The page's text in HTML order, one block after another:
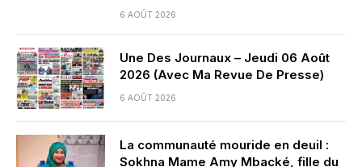
6 AOÛT 2026
Une Des Journaux – Jeudi 06 Août
2026 (Avec Ma Revue De Presse)
6 AOÛT 2026
La communauté mouride en deuil :
Sokhna Mame Amy Mbacké, fille du